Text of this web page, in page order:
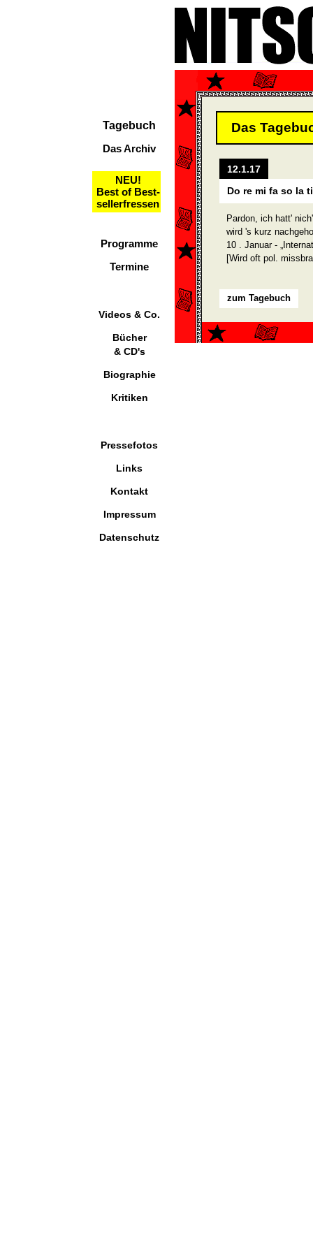
Tagebuch
Das Archiv
NEU!
Best of Best-
sellerfressen
Programme
Termine
Videos & Co.
Bücher
& CD's
Biographie
Kritiken
Pressefotos
Links
Kontakt
Impressum
Datenschutz
Das
12.1.17
Do re mi fa so la
Pardon, ich hatt'
wird 's kurz
10 . Januar -
[Wird oft pol.
zum Tagebuch